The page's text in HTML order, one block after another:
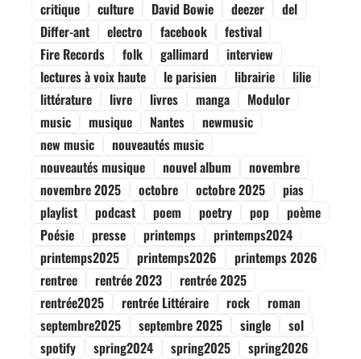
critique culture David Bowie deezer
del
Differ-ant
electro facebook
festival
Fire Records
folk gallimard
interview
lectures à voix haute
le parisien librairie
lilie
littérature
livre livres manga
Modulor
music
musique Nantes
newmusic
new music
nouveautés music
nouveautés musique
nouvel album
novembre
novembre 2025
octobre octobre 2025
pias
playlist
podcast poem poetry pop
poème
Poésie
presse printemps
printemps2024
printemps2025
printemps2026
printemps 2026
rentree
rentrée 2023
rentrée 2025
rentrée2025
rentrée Littéraire rock
roman
septembre2025
septembre 2025 single
sol
spotify
spring2024 spring2025
spring2026